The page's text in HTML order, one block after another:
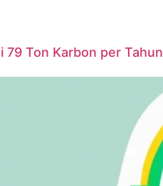
79 Ton Karbon per Tahun